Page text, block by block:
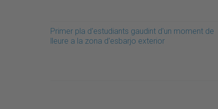
Primer pla d'estudiants gaudint d'un moment de
lleure a la zona d'esbarjo exterior